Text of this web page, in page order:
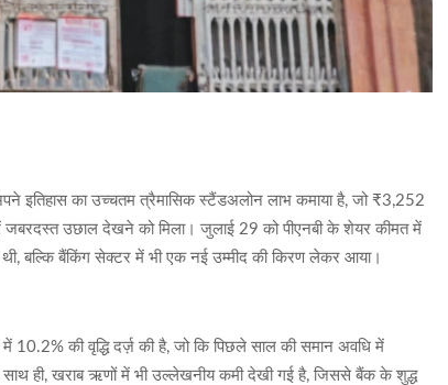
अपने इतिहास का उच्चतम त्रैमासिक स्‍टैंडअलोन लाभ कमाया है, जो ₹3,252
उछाल देखने को मिला। जुलाई 29 को पीएनबी के शेयर कीमत में
बल्कि बैंकिंग सेक्टर में भी एक नई उम्मीद की किरण लेकर आया।
की वृद्धि दर्ज़ की है, जो कि पिछले साल की समान अवधि में
ही, खराब ऋणों में भी उल्लेखनीय कमी देखी गई है, जिससे बैंक के शुद्ध